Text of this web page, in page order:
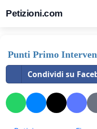
Petizioni.com
Punti Primo
Condividi su